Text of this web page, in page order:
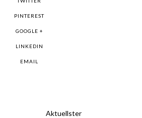
PINTEREST
GOOGLE +
LINKEDIN
EMAIL
Aktuellster